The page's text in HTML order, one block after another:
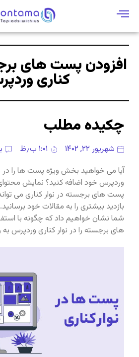
افزودن پست های
کناری
چکیده مطلب
شهریور ۲۲, ۱۴۰۲ ۱:۰۱ ب٫ظ
آیا می خواهید بخش ویژه پست ها را در
وردپرس خود اضافه کنید؟ نمایش
پست های برجسته در نوار کناری می
بازدید بیشتری را به مقالات خود
شما نشان خواهیم داد که چگونه با
های برجسته را در نوار کناری وردپرس